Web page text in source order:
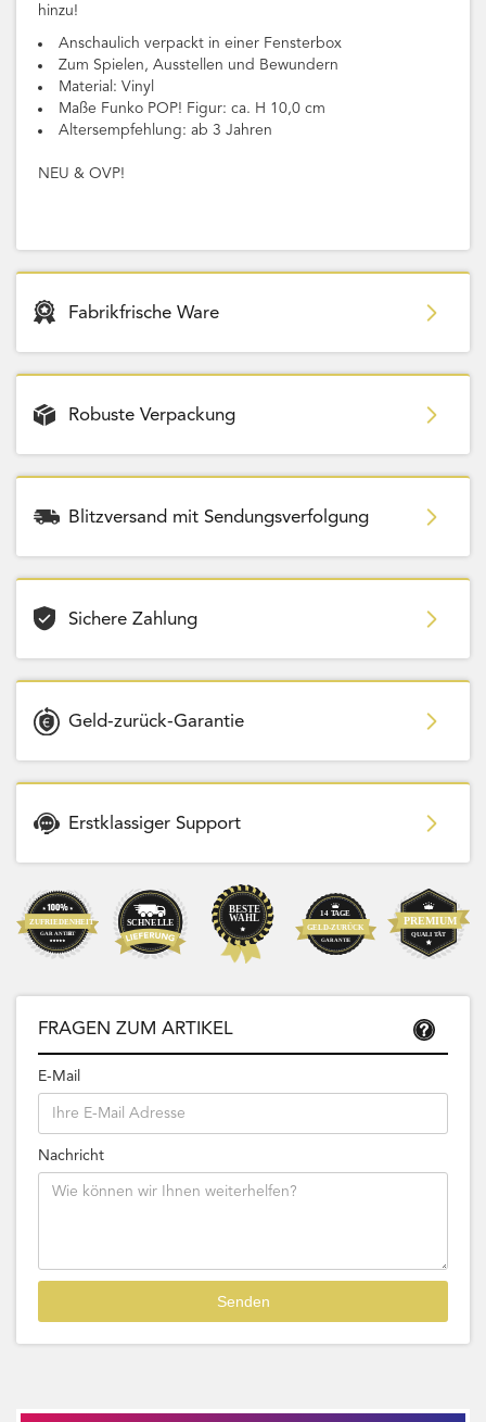
hinzu!
Anschaulich verpackt in einer Fensterbox
Zum Spielen, Ausstellen und Bewundern
Material: Vinyl
Maße Funko POP! Figur: ca. H 10,0 cm
Altersempfehlung: ab 3 Jahren
NEU & OVP!
Fabrikfrische Ware
Robuste Verpackung
Blitzversand mit Sendungsverfolgung
Sichere Zahlung
Geld-zurück-Garantie
Erstklassiger Support
FRAGEN ZUM ARTIKEL
E-Mail
Nachricht